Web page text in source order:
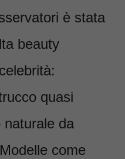
è stata
beauty
quasi
naturale da
come